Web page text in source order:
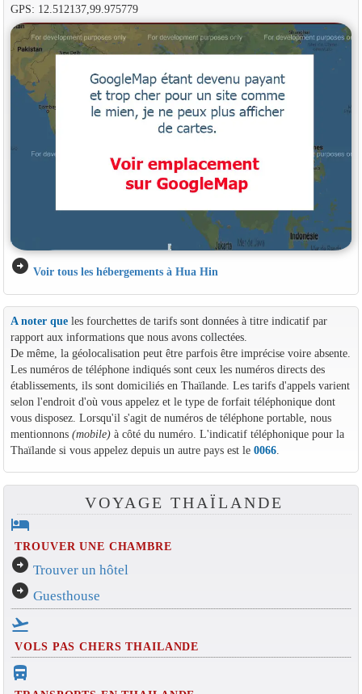
GPS: 12.512137,99.975779
arrow_circle_right Voir tous les hébergements à Hua Hin
A noter queles fourchettes de tarifs sont données à titre indicatif par
rapport aux informations que nous avons collectées.
De même, la géolocalisation peut être parfois être imprécise voire absente.
Les numéros de téléphone indiqués sont ceux les numéros directs des
établissements, ils sont domiciliés en Thaïlande. Les tarifs d'appels varient
selon l'endroit d'où vous appelez et le type de forfait téléphonique dont
vous disposez. Lorsqu'il s'agit de numéros de téléphone portable, nous
mentionnons (mobile)à côté du numéro. L'indicatif téléphonique pour la
Thaïlande si vous appelez depuis un autre pays est le 0066.
VOYAGE THAÏLANDE
hotel
TROUVER UNE CHAMBRE
arrow_circle_right Trouver un hôtel
arrow_circle_right Guesthouse
flight_takeoff
VOLS PAS CHERS THAILANDE
directions_bus_filled